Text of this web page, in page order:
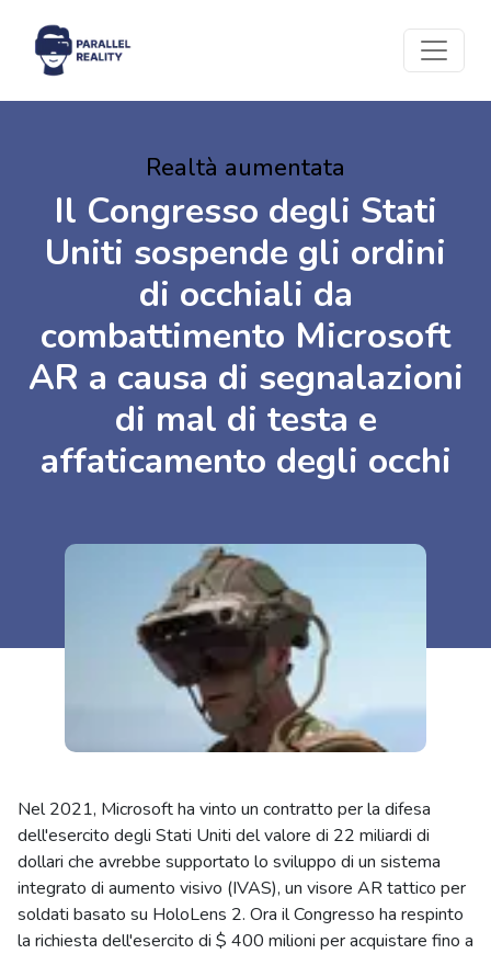
Realtà aumentata
Il Congresso degli Stati
Uniti sospende gli ordini
di occhiali da
combattimento Microsoft
AR a causa di segnalazioni
di mal di testa e
affaticamento degli occhi
Nel 2021, Microsoft ha vinto un contratto per la difesa
dell'esercito degli Stati Uniti del valore di 22 miliardi di
dollari che avrebbe supportato lo sviluppo di un sistema
integrato di aumento visivo (IVAS), un visore AR tattico per
soldati basato su HoloLens 2. Ora il Congresso ha respinto
la richiesta dell'esercito di $ 400 milioni per acquistare fino a